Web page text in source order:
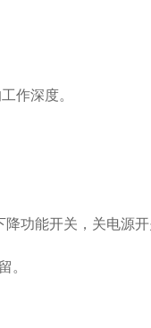
作深度。
功能开关，关电源开
。